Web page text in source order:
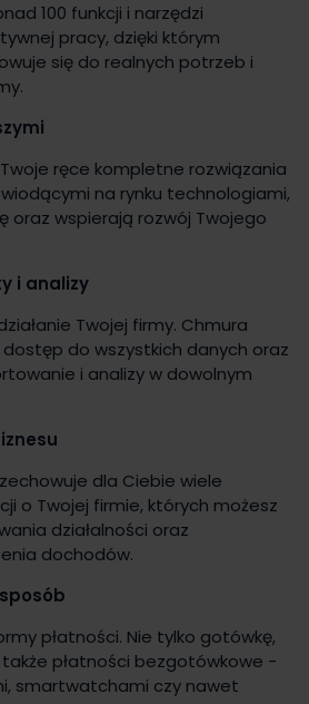
100 funkcji i narzędzi
pracy, dzięki którym
się do realnych potrzeb i
ręce kompletne rozwiązania
na rynku technologiami,
oraz wspierają rozwój Twojego
i analizy
Twojej firmy. Chmura
do wszystkich danych oraz
i analizy w dowolnym
dla Ciebie wiele
o Twojej firmie, których możesz
działalności oraz
dochodów.
płatności. Nie tylko gotówkę,
także płatności bezgotówkowe -
smartwatchami czy nawet